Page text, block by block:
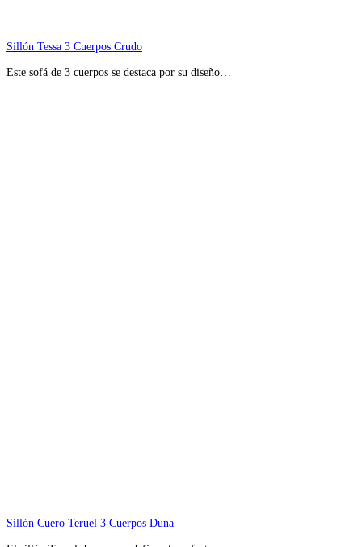
Sillón Tessa 3 Cuerpos Crudo
Este sofá de 3 cuerpos se destaca por su diseño…
Sillón Cuero Teruel 3 Cuerpos Duna